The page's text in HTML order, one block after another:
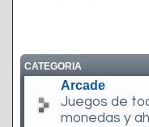
CATEGORIA
Arcade
Juegos de
monedas y